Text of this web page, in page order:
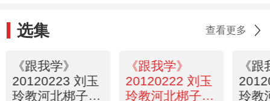
选集 查看更多
《跟我学》
20120223 刘玉
玲教河北梆子
《跟我学》
20120222 刘玉
玲教河北梆子
《
玲教